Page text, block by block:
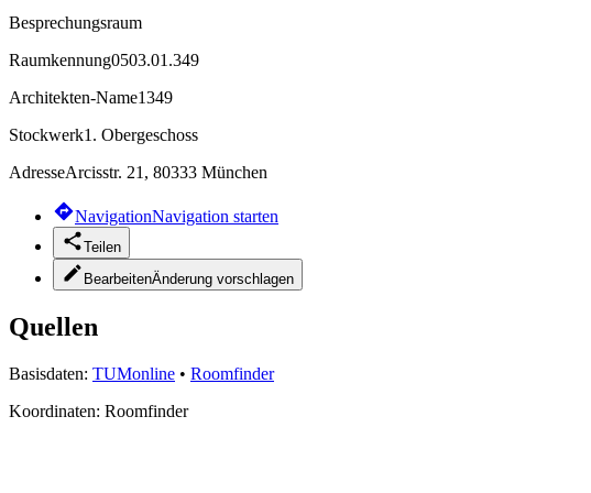
Besprechungsraum
Raumkennung0503.01.349
Architekten-Name1349
Stockwerk1. Obergeschoss
AdresseArcisstr. 21, 80333 München
NavigationNavigation starten
Teilen
BearbeitenÄnderung vorschlagen
Quellen
Basisdaten: TUMonline • Roomfinder
Koordinaten: Roomfinder